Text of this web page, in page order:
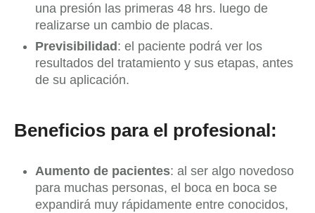
una presión las primeras 48 hrs. luego de
realizarse un cambio de placas.
Previsibilidad: el paciente podrá ver los
resultados del tratamiento y sus etapas, antes
de su aplicación.
Beneficios para el profesional:
Aumento de pacientes: al ser algo novedoso
para muchas personas, el boca en boca se
expandirá muy rápidamente entre conocidos,